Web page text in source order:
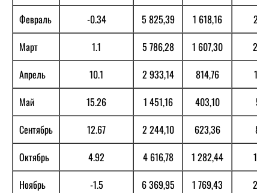
Февраль
-0.34 5 825,39 1 618,16
231
Март
1.1 5 786,28 1 607,30
229
Апрель
10.1 2 933,14 814,76
116
Май
15.26 1 451,16 403,10
57
Сентябрь
12.67 2 244,10 623,36
89
Октябрь
4.92 4 616,78 1 282,44
183
Ноябрь
-1.5 6 369,95 1 769,43
252